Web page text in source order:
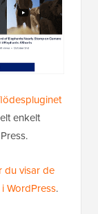
enkelt
du visar de
WordPress.